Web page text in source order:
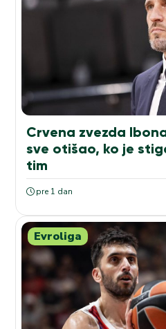
Crvena zvezda
sve otišao, ko je
tim
pre 1 dan
Evroliga